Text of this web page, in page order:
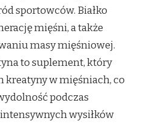
sportowców. Białko
mięśni, a także
masy mięśniowej.
to suplement, który
kreatyny w mięśniach, co
podczas
wysiłków